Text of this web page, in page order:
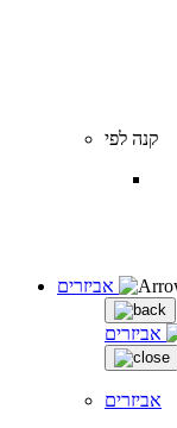
קנה לפי
אביזרים
אביזרים